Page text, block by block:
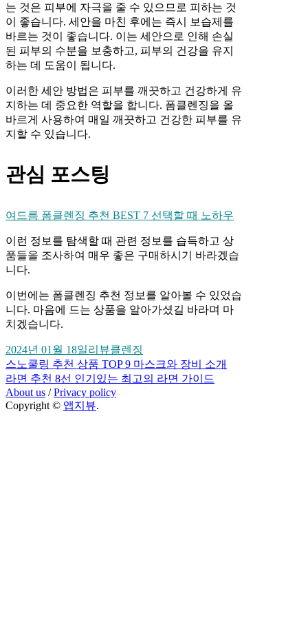
는 것은 피부에 자극을 줄 수 있으므로 피하는 것
이 좋습니다. 세안을 마친 후에는 즉시 보습제를
바르는 것이 좋습니다. 이는 세안으로 인해 손실
된 피부의 수분을 보충하고, 피부의 건강을 유지
하는 데 도움이 됩니다.
이러한 세안 방법은 피부를 깨끗하고 건강하게 유
지하는 데 중요한 역할을 합니다. 폼클렌징을 올
바르게 사용하여 매일 깨끗하고 건강한 피부를 유
지할 수 있습니다.
관심 포스팅
여드름 폼클렌징 추천 BEST 7 선택할 때 노하우
이런 정보를 탐색할 때 관련 정보를 습득하고 상
품들을 조사하여 매우 좋은 구매하시기 바라겠습
니다.
이번에는 폼클렌징 추천 정보를 알아볼 수 있었습
니다. 마음에 드는 상품을 알아가셨길 바라며 마
치겠습니다.
2024년 01월 18일리뷰클렌징
글
탐
스노쿨링 추천 상품 TOP 9 마스크와 장비 소개
라면 추천 8선 인기있는 최고의 라면 가이드
About us /Privacy policy
Copyright © 앱지뷰.